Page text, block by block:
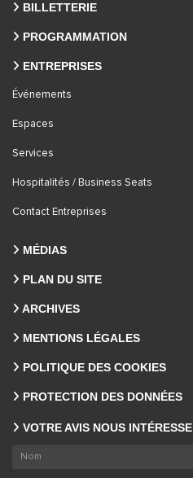
BILLETTERIE
PROGRAMMATION
ENTREPRISES
Événements
Espaces
Services
Hospitalités / Business Seats
Contact Entreprises
MÉDIAS
PLAN DU SITE
ARCHIVES
MENTIONS LÉGALES
POLITIQUE DES COOKIES
PROTECTION DES DONNÉES
VOTRE AVIS NOUS INTÉRESSE